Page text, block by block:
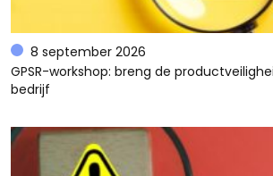
8 september 2026
GPSR-workshop: breng de
bedrijf